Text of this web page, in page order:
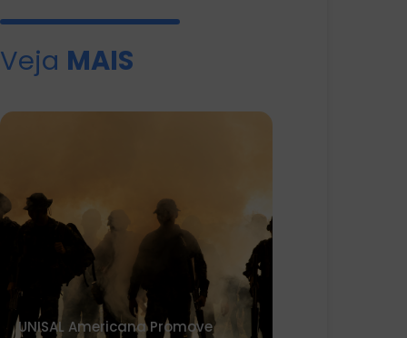
Veja MAIS
UNISAL Americana Promove